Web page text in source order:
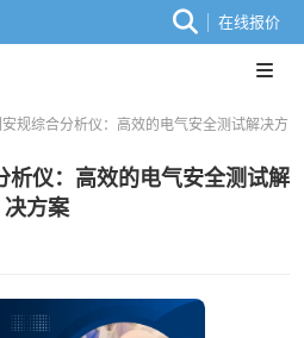
在线报价
安规综合分析仪：高效的电气安全测试解决方
析仪：高效的电气安全测试解
决方案